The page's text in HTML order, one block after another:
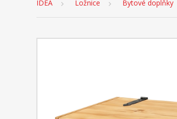
IDEA Ložnice Bytové doplňky